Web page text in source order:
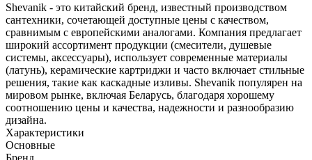
Shevanik - это китайский бренд, известный производством
сантехники, сочетающей доступные цены с качеством,
сравнимым с европейскими аналогами. Компания предлагает
широкий ассортимент продукции (смесители, душевые
системы, аксессуары), использует современные материалы
(латунь), керамические картриджи и часто включает стильные
решения, такие как каскадные изливы. Shevanik популярен на
мировом рынке, включая Беларусь, благодаря хорошему
соотношению цены и качества, надежности и разнообразию
дизайна.
Характеристики
Основные
Бренд